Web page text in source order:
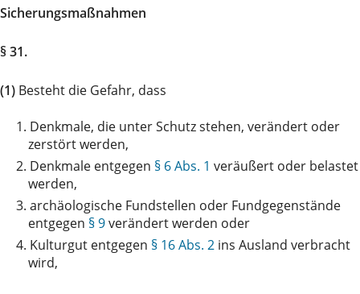
Sicherungsmaßnahmen
§ 31.
(1) Besteht die Gefahr, dass
1. Denkmale, die unter Schutz stehen, verändert oder
zerstört werden,
2. Denkmale entgegen § 6 Abs. 1 veräußert oder belastet
werden,
3. archäologische Fundstellen oder Fundgegenstände
entgegen § 9verändert werden oder
4. Kulturgut entgegen § 16 Abs. 2 ins Ausland verbracht
wird,